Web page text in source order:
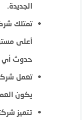
الجديدة.
تمتلك
أعلى
حدوث أي
تعمل
يكون
تتميز